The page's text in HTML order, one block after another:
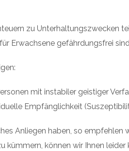
zu
Erwachsene gefährdungsfrei
mit instabiler geistiger
Empfänglichkeit
Anliegen haben, so
kümmern, können wir Ihnen